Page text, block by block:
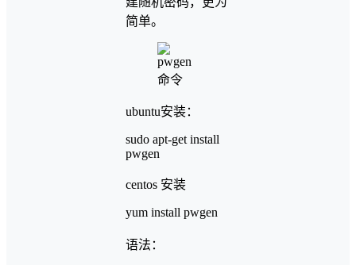
简单。
ubuntu安装：
sudo apt-get install
pwgen
centos 安装
yum install pwgen
语法：